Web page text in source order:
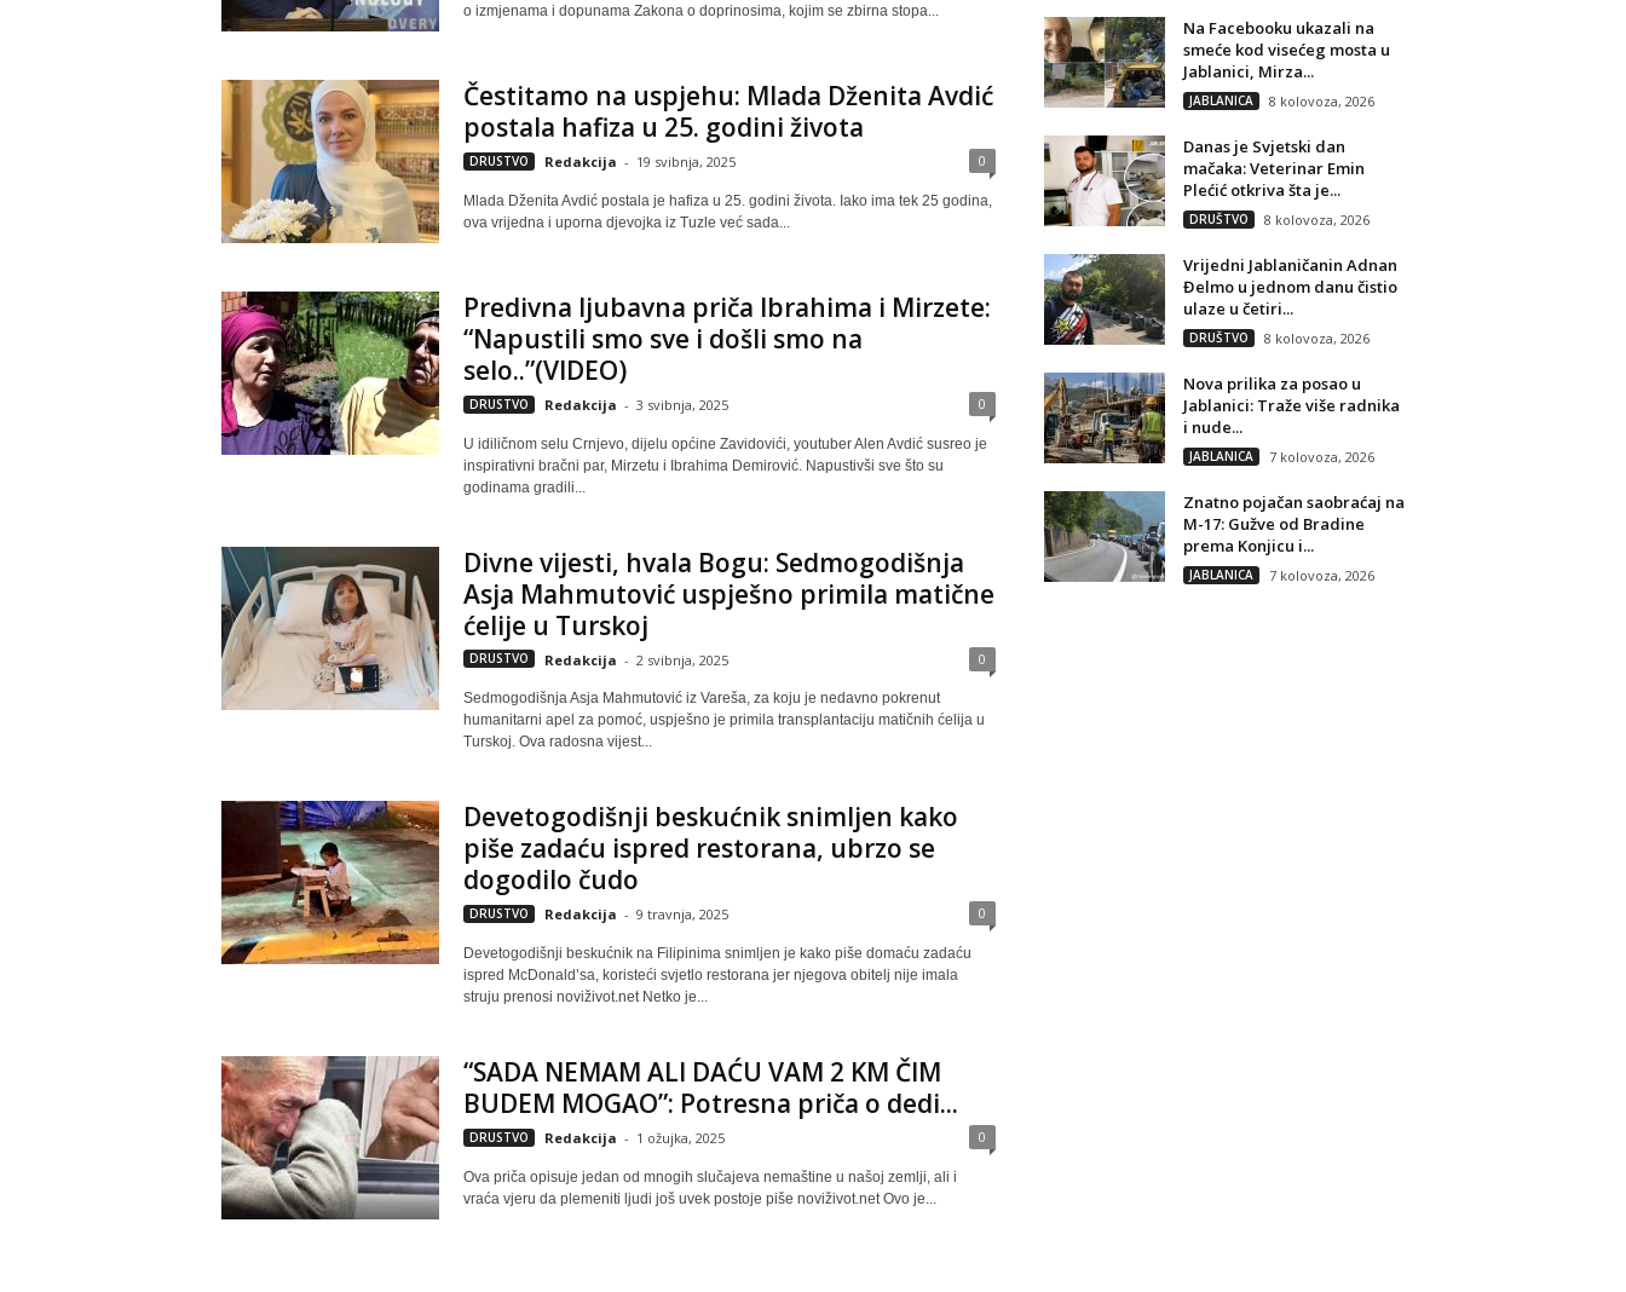
o izmjenama i dopunama Zakona o doprinosima, kojim se zbirna stopa...
Čestitamo na uspjehu: Mlada Dženita Avdić
postala hafiza u 25. godini života
DRUSTVO Redakcija - 19 svibnja, 2025 0
Mlada Dženita Avdić postala je hafiza u 25. godini života. Iako ima tek 25 godina,
ova vrijedna i uporna djevojka iz Tuzle već sada...
Predivna ljubavna priča Ibrahima i Mirzete:
“Napustili smo sve i došli smo na
selo..”(VIDEO)
DRUSTVO Redakcija - 3 svibnja, 2025 0
U idiličnom selu Crnjevo, dijelu općine Zavidovići, youtuber Alen Avdić susreo je
inspirativni bračni par, Mirzetu i Ibrahima Demirović. Napustivši sve što su
godinama gradili...
Divne vijesti, hvala Bogu: Sedmogodišnja
Asja Mahmutović uspješno primila matične
ćelije u Turskoj
DRUSTVO Redakcija - 2 svibnja, 2025 0
Sedmogodišnja Asja Mahmutović iz Vareša, za koju je nedavno pokrenut
humanitarni apel za pomoć, uspješno je primila transplantaciju matičnih ćelija u
Turskoj. Ova radosna vijest...
Devetogodišnji beskućnik snimljen kako
piše zadaću ispred restorana, ubrzo se
dogodilo čudo
DRUSTVO Redakcija - 9 travnja, 2025 0
Devetogodišnji beskućnik na Filipinima snimljen je kako piše domaću zadaću
ispred McDonald’sa, koristeći svjetlo restorana jer njegova obitelj nije imala
struju prenosi noviživot.net Netko je...
“SADA NEMAM ALI DAĆU VAM 2 KM ČIM
BUDEM MOGAO”: Potresna priča o dedi...
DRUSTVO Redakcija - 1 ožujka, 2025 0
Ova priča opisuje jedan od mnogih slučajeva nemaštine u našoj zemlji, ali i
vraća vjeru da plemeniti ljudi još uvek postoje piše noviživot.net Ovo je...
Na Facebooku ukazali na
smeće kod visećeg mosta u
Jablanici, Mirza...
JABLANICA 8 kolovoza, 2026
Danas je Svjetski dan
mačaka: Veterinar Emin
Plećić otkriva šta je...
DRUŠTVO 8 kolovoza, 2026
Vrijedni Jablaničanin Adnan
Đelmo u jednom danu čistio
ulaze u četiri...
DRUŠTVO 8 kolovoza, 2026
Nova prilika za posao u
Jablanici: Traže više radnika
i nude...
JABLANICA 7 kolovoza, 2026
Znatno pojačan saobraćaj na
M-17: Gužve od Bradine
prema Konjicu i...
JABLANICA 7 kolovoza, 2026